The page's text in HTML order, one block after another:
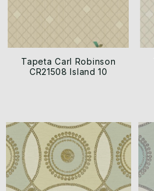
Tapeta Carl Robinson
CR21508 Island 10